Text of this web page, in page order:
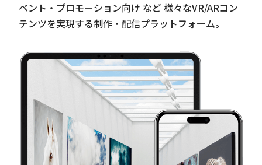
ベント・プロモーション向け など 様々なVR/ARコン
テンツを実現する制作・配信プラットフォーム。
CG制作パートナー募集
お問い合わせ